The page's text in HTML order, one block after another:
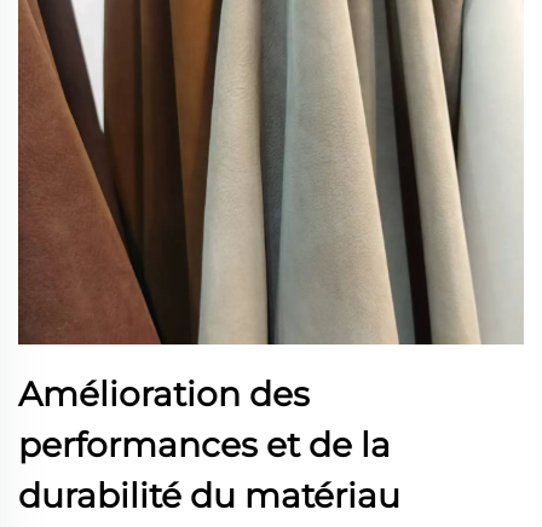
Amélioration des
performances et de la
durabilité du matériau